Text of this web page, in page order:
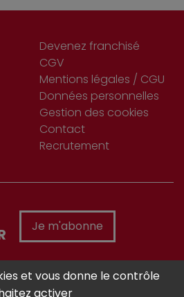
Devenez franchisé
CGV
Mentions légales / CGU
Données personnelles
Gestion des cookies
Contact
Recrutement
Je m'abonne
et vous donne le contrôle
activer